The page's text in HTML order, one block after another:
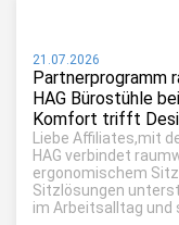
21.07.2026
Partnerprogramm
HAG Bürostühle
Komfort trifft
Liebe Affiliates,mit
HAG verbindet
ergonomischem
Sitzlösungen
im Arbeitsalltag und